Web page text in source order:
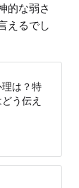
的な弱さ
えるでし
は？特
う伝え